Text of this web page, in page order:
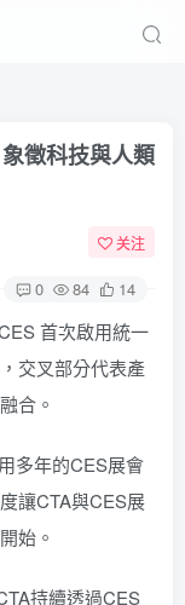
徵科技與人類
关注
0 84 14
首次啟用統一
交叉部分代表產
合。
多年的CES展會
讓CTA與CES展
始。
持續透過CES